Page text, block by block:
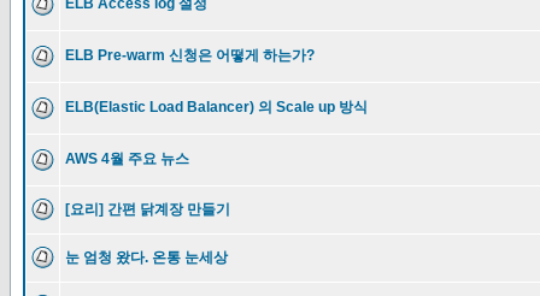
ELB Access log 설정
ELB Pre-warm 신청은 어떻게 하는가?
ELB(Elastic Load Balancer) 의 Scale up 방식
AWS 4월 주요 뉴스
[요리] 간편 닭계장 만들기
눈 엄청 왔다. 온통 눈세상